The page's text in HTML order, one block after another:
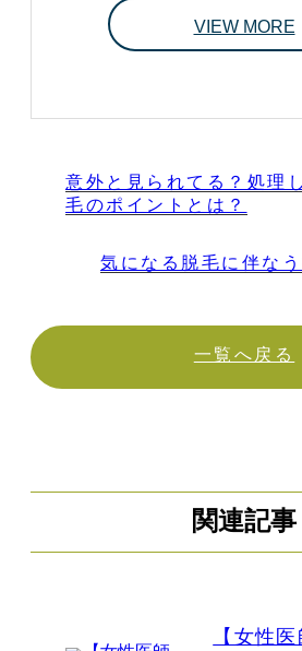
VIEW MORE
意外と見られてる？処理
毛のポイントとは？
一覧へ戻る
気になる脱毛に伴な
関連記事
【女性